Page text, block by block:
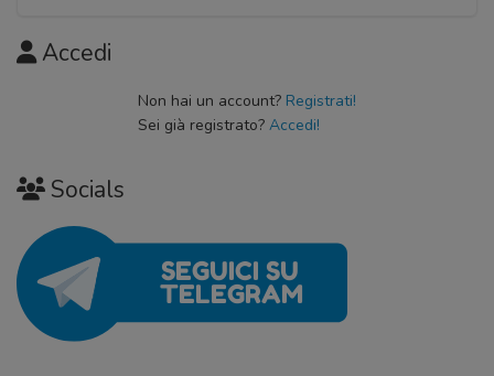
Accedi
Non hai un account? Registrati!
Sei già registrato? Accedi!
Socials